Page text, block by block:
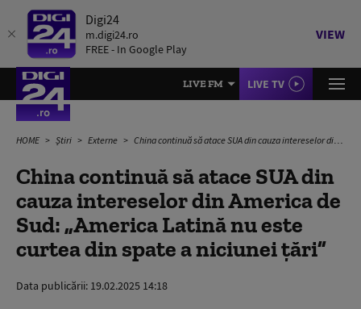
Digi24
m.digi24.ro
FREE - In Google Play
VIEW
LIVE FM LIVE TV
HOME Știri Externe China continuă să atace SUA din cauza intereselor din America de Sud: „America Latină nu este curtea din spate a niciunei țări”
China continuă să atace SUA din
cauza intereselor din America de
Sud: „America Latină nu este
curtea din spate a niciunei țări”
Data publicării: 19.02.2025 14:18